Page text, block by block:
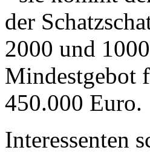
der
2000 und
Mindestgebot
450.000 Euro.
Interessenten